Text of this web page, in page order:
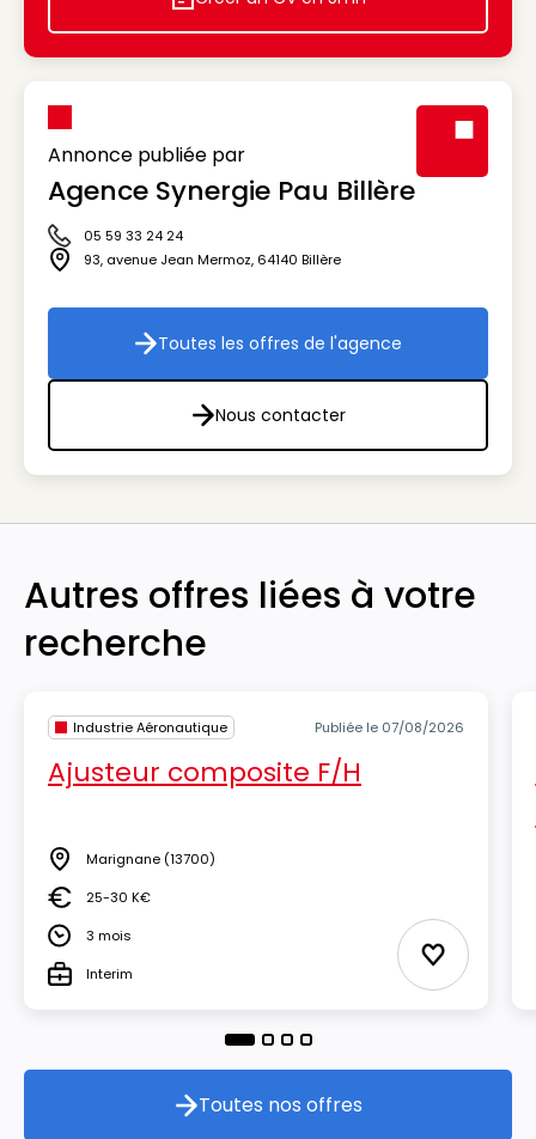
Icon decorative
Annonce publiée par
Agence Synergie Pau Billère
Icône téléphone
05 59 33 24 24
Icône adresse
93, avenue Jean Mermoz, 64140 Billère
Toutes les offres de l'agence
Toutes les offres de l'agence
Nous contacter
Nous contacter
Autres offres liées à votre
recherche
Industrie Aéronautique Publiée le 07/08/2026
Ajusteur composite F/H
Lieu Marignane (13700)
Salaire25-30 K€
Durée3 mois
TypeInterim Ajouter
Toutes nos offres
Toutes nos offres